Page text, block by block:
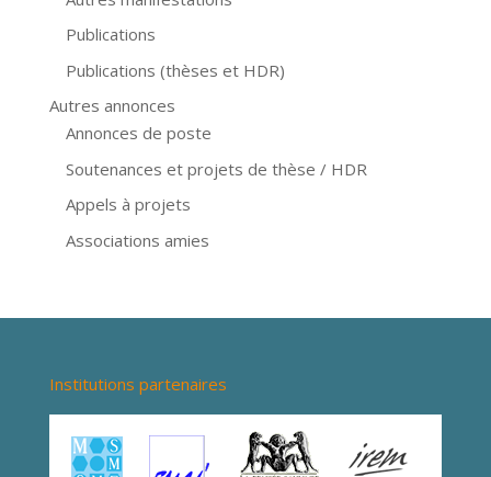
Publications
Publications (thèses et HDR)
Autres annonces
Annonces de poste
Soutenances et projets de thèse / HDR
Appels à projets
Associations amies
Institutions partenaires